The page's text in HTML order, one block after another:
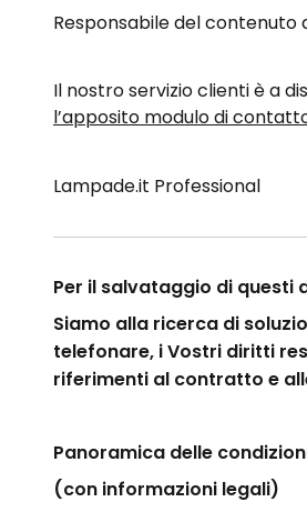
Responsabile del contenuto
Il nostro servizio clienti è a
l’apposito modulo di
Lampade.it Professional
Per il salvataggio di questi
Siamo alla ricerca di
telefonare, i Vostri diritti
riferimenti al contratto e
Panoramica delle
(con informazioni legali)